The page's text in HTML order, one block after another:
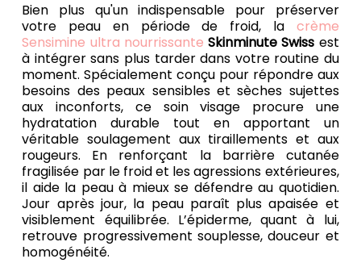
Bien plus qu'un indispensable pour préserver
votre peau en période de froid, la crème
Sensimine ultra nourrissante Skinminute Swiss est
à intégrer sans plus tarder dans votre routine du
moment. Spécialement conçu pour répondre aux
besoins des peaux sensibles et sèches sujettes
aux inconforts, ce soin visage procure une
hydratation durable tout en apportant un
véritable soulagement aux tiraillements et aux
rougeurs. En renforçant la barrière cutanée
fragilisée par le froid et les agressions extérieures,
il aide la peau à mieux se défendre au quotidien.
Jour après jour, la peau paraît plus apaisée et
visiblement équilibrée. L’épiderme, quant à lui,
retrouve progressivement souplesse, douceur et
homogénéité.